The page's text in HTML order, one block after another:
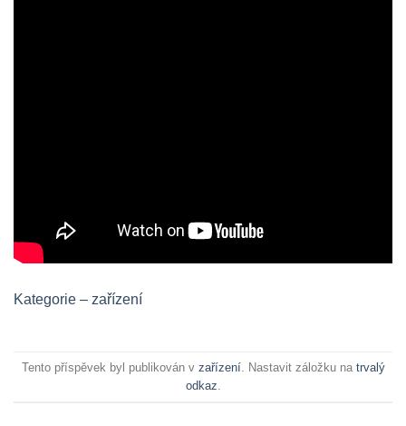
Kategorie – zařízení
Tento příspěvek byl publikován v zařízení. Nastavit záložku na trvalý
odkaz